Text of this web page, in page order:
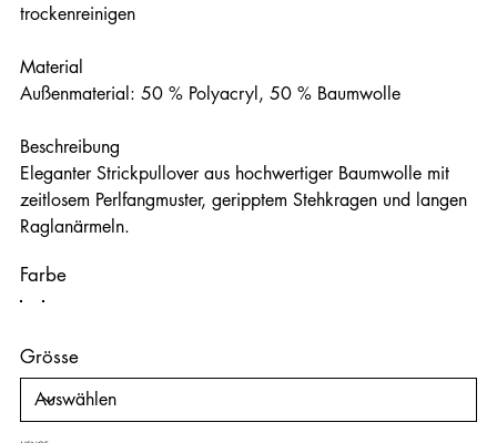
trockenreinigen
Material
Außenmaterial: 50 % Polyacryl, 50 % Baumwolle
Beschreibung
Eleganter Strickpullover aus hochwertiger Baumwolle mit
zeitlosem Perlfangmuster, geripptem Stehkragen und langen
Raglanärmeln.
Farbe
Grösse